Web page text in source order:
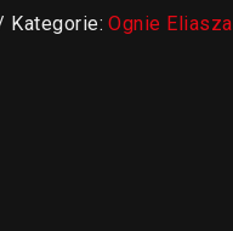
Kategorie:Ognie Eliasza